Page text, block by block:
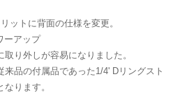
ットに背面の仕様を変更。
ーアップ
り外しが容易になりました。
来品の付属品であった1/4' Dリングスト
ります。